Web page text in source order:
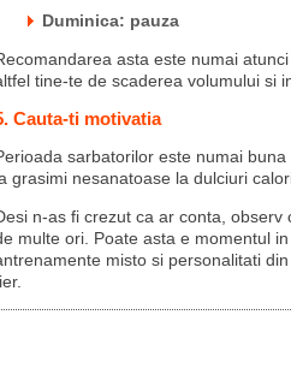
Duminica: pauza
asta este numai
tine-te de scaderea volumului si
Cauta-ti motivatia
sarbatorilor este numai
grasimi nesanatoase la dulciuri
n-as fi crezut ca ar conta,
multe ori. Poate asta e momentul
misto si personalitati